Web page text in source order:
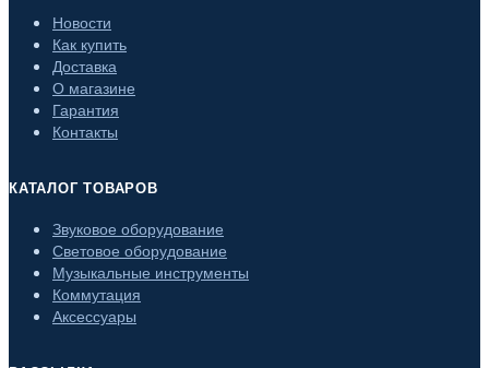
Новости
Как купить
Доставка
О магазине
Гарантия
Контакты
КАТАЛОГ ТОВАРОВ
Звуковое оборудование
Световое оборудование
Музыкальные инструменты
Коммутация
Аксессуары